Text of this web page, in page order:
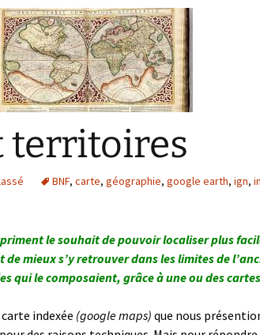
Baronnie de
Comté d’Auxerre
Comté de Gien
Seigneurie de
Comté de
territoires
BNF, carte, géographie, google earth, ign,
le souhait de pouvoir localiser plus
mieux s’y retrouver dans les limites de
qui le composaient, grâce à une ou des
indexée (google maps) que nous